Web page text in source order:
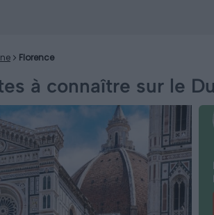
Florence
à connaître sur le